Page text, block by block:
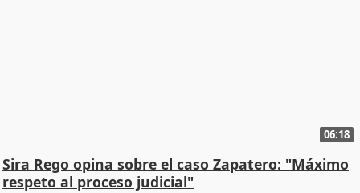
06:18
Sira Rego opina sobre el caso Zapatero: "Máximo
respeto al proceso judicial"